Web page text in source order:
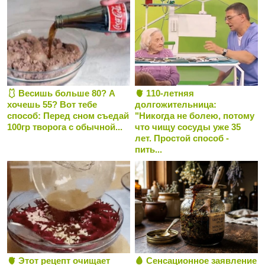
🩱 Весишь больше 80? А
хочешь 55? Вот тебе
способ: Перед сном съедай
100гр творога с обычной...
🫀 110-летняя
долгожительница:
"Никогда не болею, потому
что чищу сосуды уже 35
лет. Простой способ -
пить...
🫀 Этот рецепт очищает 🩸 Сенсационное заявление